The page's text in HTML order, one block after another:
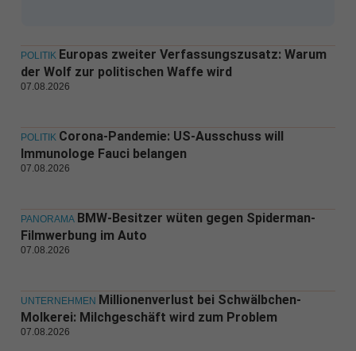
POLITIK Europas zweiter Verfassungszusatz: Warum
der Wolf zur politischen Waffe wird
07.08.2026
POLITIK Corona-Pandemie: US-Ausschuss will
Immunologe Fauci belangen
07.08.2026
PANORAMA BMW-Besitzer wüten gegen Spiderman-
Filmwerbung im Auto
07.08.2026
UNTERNEHMEN Millionenverlust bei Schwälbchen-
Molkerei: Milchgeschäft wird zum Problem
07.08.2026